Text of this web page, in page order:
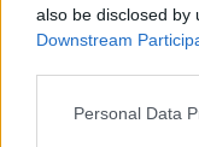
also be disclosed by
Downstream
Please note that
Personal Data